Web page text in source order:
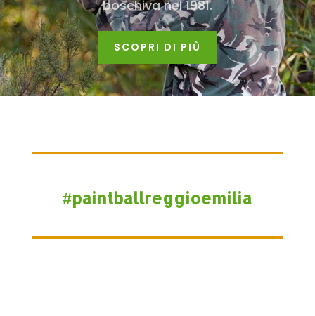
boschiva nel 1981.
SCOPRI DI PIÙ
#paintballreggioemilia